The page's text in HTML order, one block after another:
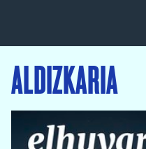
ALDIZKARIA